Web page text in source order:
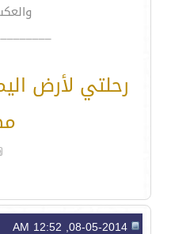
رحلتي لأرض